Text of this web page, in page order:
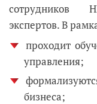
сотрудников
экспертов. В
проходит
управления;
бизнеса;